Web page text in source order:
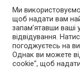
Правила
Підпишись на
facebooktwitter
Ми
щоб надати вам
запам’ятавши
відвідування.
погоджуєтесь на
Однак ви можете
cookie", щоб